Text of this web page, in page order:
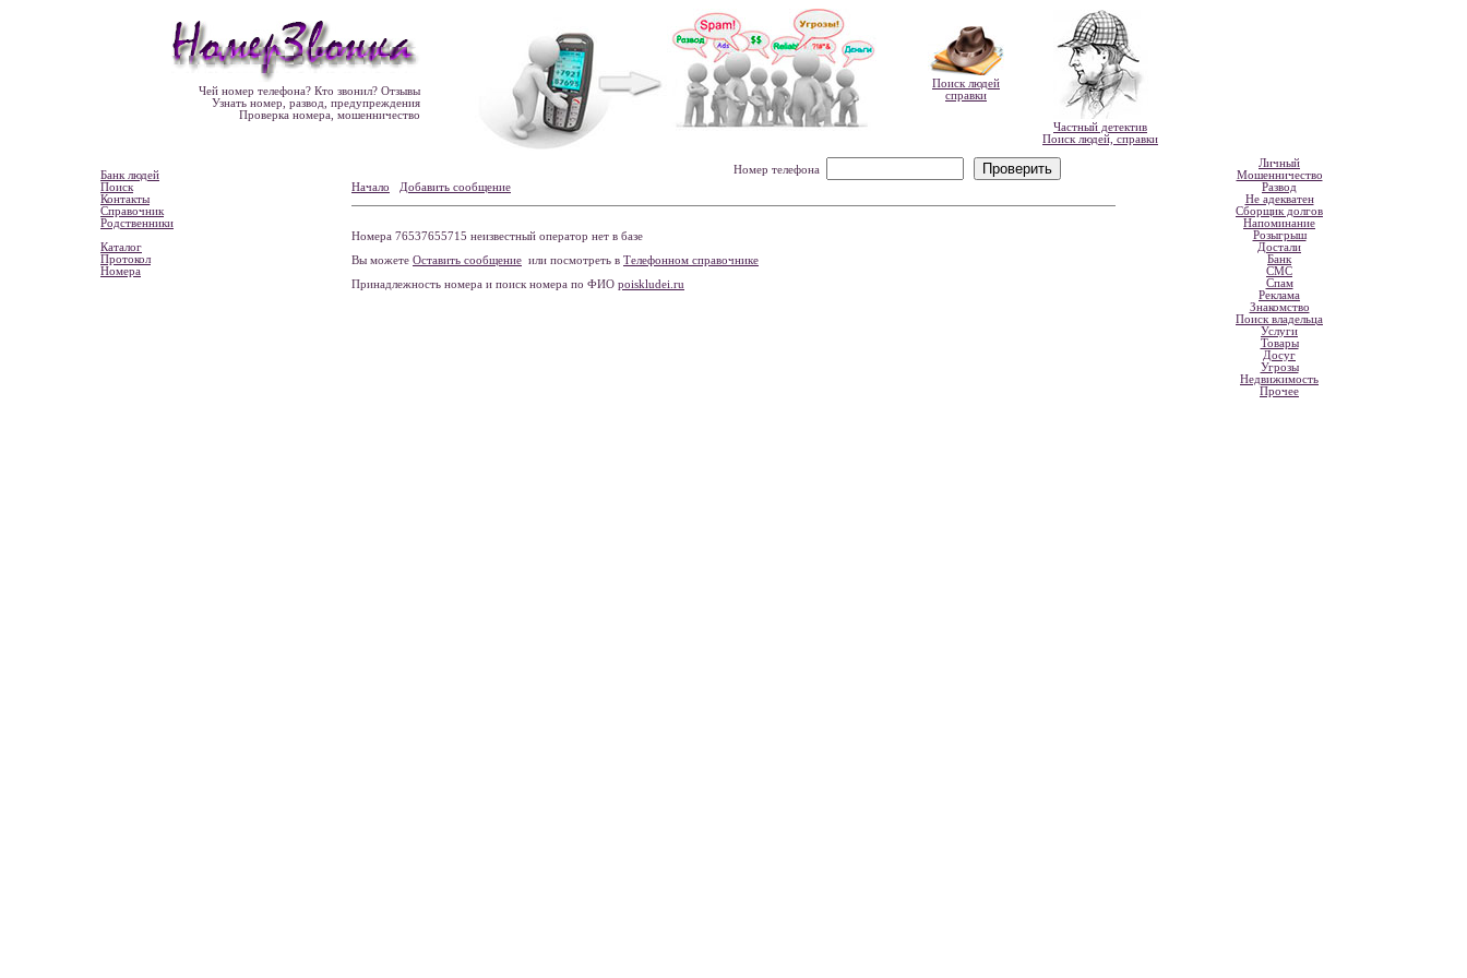
Чей номер телефона? Кто звонил? Отзывы
Узнать номер, развод, предупреждения
Проверка номера, мошенничество
Поиск людей
справки
Частный детектив
Поиск людей, справки
Банк людей
Поиск
Контакты
Справочник
Родственники
Каталог
Протокол
Номера
Номер телефона
Начало
Добавить сообщение
Номера 76537655715 неизвестный оператор нет в базе
Вы можете Оставить сообщение или посмотреть в Телефонном справочнике
Принадлежность номера и поиск номера по ФИО poiskludei.ru
Личный
Мошенничество
Развод
Не адекватен
Сборщик долгов
Напоминание
Розыгрыш
Достали
Банк
СМС
Спам
Реклама
Знакомство
Поиск владельца
Услуги
Товары
Досуг
Угрозы
Недвижимость
Прочее